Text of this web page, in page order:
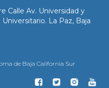
Calle Av. Universidad y
La Paz, Baja
de Baja California Sur